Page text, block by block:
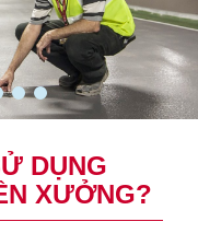
8 9
DỤNG
XƯỞNG?